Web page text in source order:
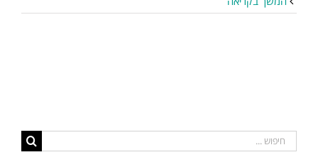
חיפוש...